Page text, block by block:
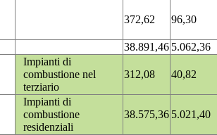
372,62 96,30
38.891,46 5.062,36
Impianti di
combustione nel
terziario
312,08 40,82
Impianti di
combustione
residenziali
38.575,36 5.021,40